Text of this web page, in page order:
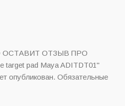
ОСТАВИТ ОТЗЫВ ПРО
target pad Maya ADITDT01"
опубликован. Обязательные